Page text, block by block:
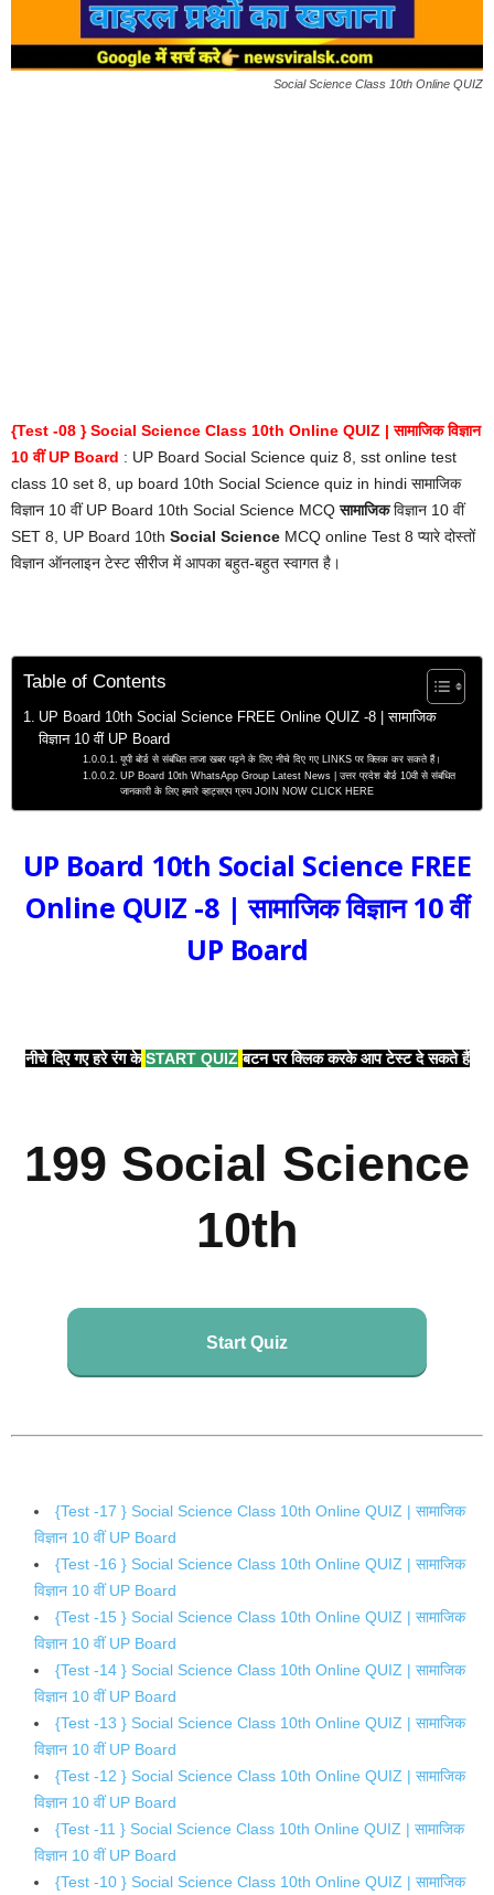
Social Science Class 10th Online QUIZ
{Test -08 } Social Science Class 10th Online QUIZ | सामाजिक विज्ञान
10 वीं UP Board : UP Board Social Science quiz 8, sst online test
class 10 set 8, up board 10th Social Science quiz in hindi सामाजिक
विज्ञान 10 वीं UP Board 10th Social Science MCQसामाजिकविज्ञान 10 वीं
SET 8, UP Board 10th Social Science MCQ online Test 8 प्यारे दोस्तों
विज्ञान ऑनलाइन टेस्ट सीरीज में आपका बहुत-बहुत स्वागत है।
Table of Contents
UP Board 10th Social Science FREE Online QUIZ -8 | सामाजिक
विज्ञान 10 वीं UP Board
यूपी बोर्ड से संबंधित ताजा खबर पढ़ने के लिए नीचे दिए गए LINKS पर क्लिक कर सकते हैं।
UP Board 10th WhatsApp Group Latest News | उत्तर प्रदेश बोर्ड 10वी से संबंधित
जानकारी के लिए हमारे व्हाट्सएप ग्रुप JOIN NOW CLICK HERE
UP Board 10th Social Science FREE
Online QUIZ -8 | सामाजिक विज्ञान 10 वीं
UP Board
नीचे दिए गए हरे रंग के START QUIZ बटन पर क्लिक करके आप टेस्ट दे सकते हैं
199 Social Science
10th
Start Quiz
{Test -17 } Social Science Class 10th Online QUIZ | सामाजिक
विज्ञान 10 वीं UP Board
{Test -16 } Social Science Class 10th Online QUIZ | सामाजिक
विज्ञान 10 वीं UP Board
{Test -15 } Social Science Class 10th Online QUIZ | सामाजिक
विज्ञान 10 वीं UP Board
{Test -14 } Social Science Class 10th Online QUIZ | सामाजिक
विज्ञान 10 वीं UP Board
{Test -13 } Social Science Class 10th Online QUIZ | सामाजिक
विज्ञान 10 वीं UP Board
{Test -12 } Social Science Class 10th Online QUIZ | सामाजिक
विज्ञान 10 वीं UP Board
{Test -11 } Social Science Class 10th Online QUIZ | सामाजिक
विज्ञान 10 वीं UP Board
{Test -10 } Social Science Class 10th Online QUIZ | सामाजिक